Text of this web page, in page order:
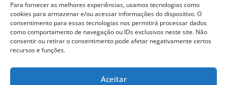
Para fornecer as melhores experiências, usamos tecnologias como
cookies para armazenar e/ou acessar informações do dispositivo. O
consentimento para essas tecnologias nos permitirá processar dados
como comportamento de navegação ou IDs exclusivos neste site. Não
consentir ou retirar o consentimento pode afetar negativamente certos
recursos e funções.
Aceitar
Todos os direitos reservados.